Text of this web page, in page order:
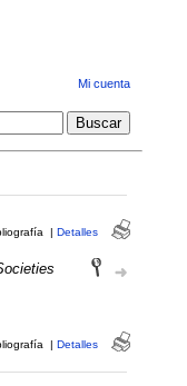
Mi cuenta
| Detalles
| Detalles